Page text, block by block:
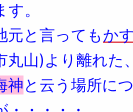
す。
元と言ってもか
丸山)より離れた
神と云う場所に